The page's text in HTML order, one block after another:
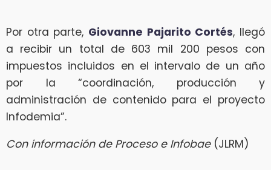
Por otra parte, Giovanne Pajarito Cortés, llegó
a recibir un total de 603 mil 200 pesos con
impuestos incluidos en el intervalo de un año
por la “coordinación, producción y
administración de contenido para el proyecto
Infodemia”.
Con información de Proceso e Infobae(JLRM)